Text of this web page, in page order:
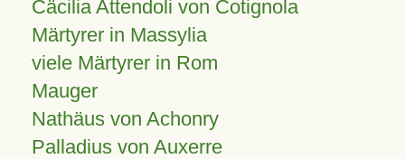
Cäcilia Attendoli von Cotignola
Märtyrer in Massylia
viele Märtyrer in Rom
Mauger
Nathäus von Achonry
Palladius von Auxerre